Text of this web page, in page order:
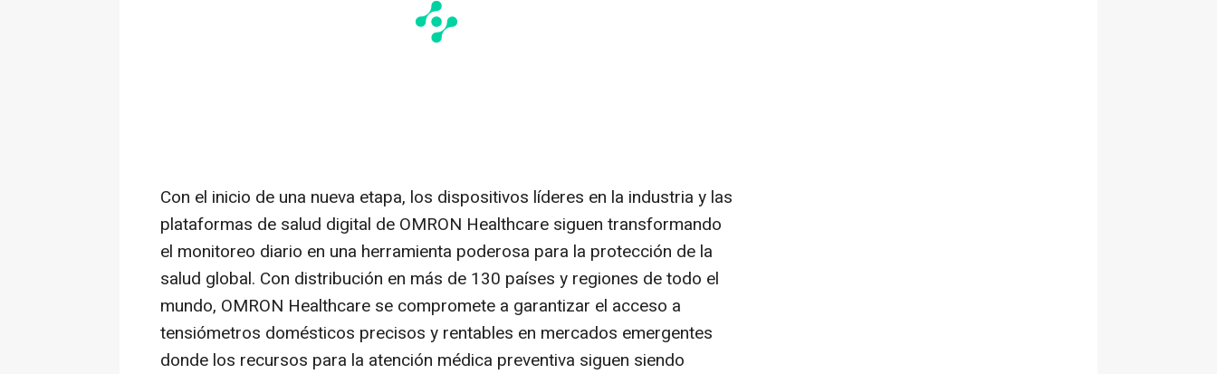
Con el inicio de una nueva etapa, los dispositivos líderes en la industria y las
plataformas de salud digital de OMRON Healthcare siguen transformando
el monitoreo diario en una herramienta poderosa para la protección de la
salud global. Con distribución en más de 130 países y regiones de todo el
mundo, OMRON Healthcare se compromete a garantizar el acceso a
tensiómetros domésticos precisos y rentables en mercados emergentes
donde los recursos para la atención médica preventiva siguen siendo